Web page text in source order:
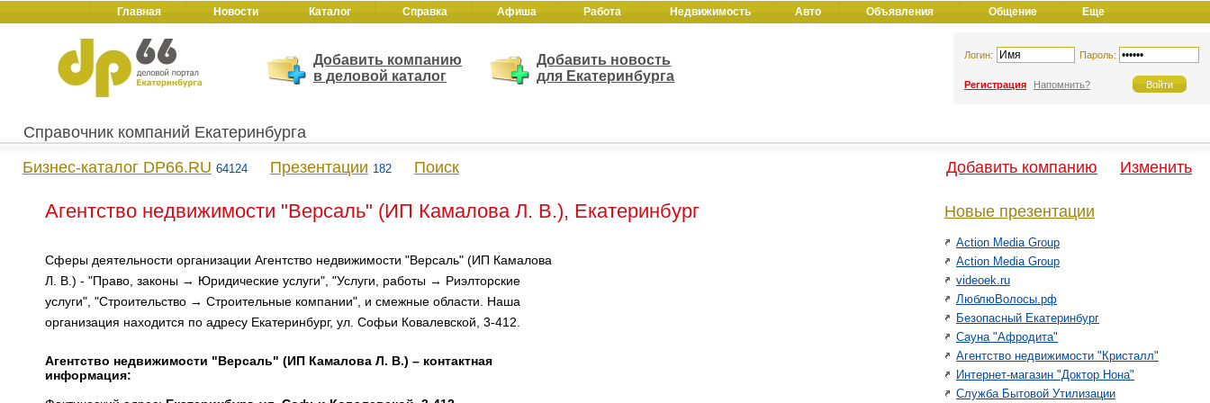
Главная Новости Каталог Справка Афиша Работа Недвижимость Авто Объявления Общение Еще
Добавить компанию
в деловой каталог
Добавить новость
для Екатеринбурга
Логин: Пароль:
Регистрация Напомнить?
Справочник компаний Екатеринбурга
Бизнес-каталог DP66.RU 64124 Презентации 182 Поиск Добавить компанию Изменить
Агентство недвижимости "Версаль" (ИП Камалова Л. В.), Екатеринбург
Сферы деятельности организации Агентство недвижимости "Версаль" (ИП Камалова
Л. В.) - "Право, законы → Юридические услуги", "Услуги, работы → Риэлторские
услуги", "Строительство → Строительные компании", и смежные области. Наша
организация находится по адресу Екатеринбург, ул. Софьи Ковалевской, 3-412.
Агентство недвижимости "Версаль" (ИП Камалова Л. В.) – контактная
информация:
Новые презентации
Action Media Group
Action Media Group
videoek.ru
ЛюблюВолосы.рф
Безопасный Екатеринбург
Сауна "Афродита"
Агентство недвижимости "Кристалл"
Интернет-магазин "Доктор Нона"
Служба Бытовой Утилизации